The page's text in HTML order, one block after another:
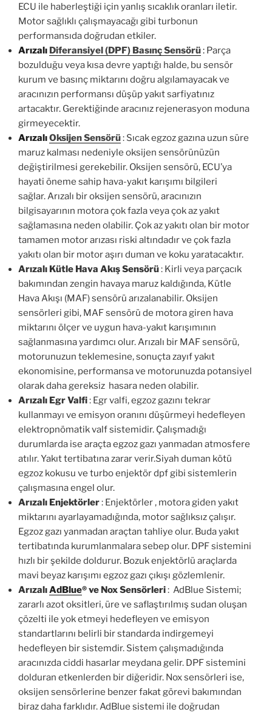
ECU ile haberleştiği için yanlış sıcaklık oranları iletir.
Motor sağlıklı çalışmayacağı gibi turbonun
performansıda doğrudan etkiler.
Arızalı Diferansiyel (DPF) Basınç Sensörü: Parça
bozulduğu veya kısa devre yaptığı halde, bu sensör
kurum ve basınç miktarını doğru algılamayacak ve
aracınızın performansı düşüp yakıt sarfiyatınız
artacaktır. Gerektiğinde aracınız rejenerasyon moduna
girmeyecektir.
ArızalıOksijen Sensörü: Sıcak egzoz gazına uzun süre
maruz kalması nedeniyle oksijen sensörünüzün
değiştirilmesi gerekebilir. Oksijen sensörü, ECU’ya
hayati öneme sahip hava-yakıt karışımı bilgileri
sağlar. Arızalı bir oksijen sensörü, aracınızın
bilgisayarının motora çok fazla veya çok az yakıt
sağlamasına neden olabilir. Çok az yakıtı olan bir motor
tamamen motor arızası riski altındadır ve çok fazla
yakıtı olan bir motor aşırı duman ve koku yaratacaktır.
Arızalı Kütle Hava Akış Sensörü: Kirli veya parçacık
bakımından zengin havaya maruz kaldığında, Kütle
Hava Akışı (MAF) sensörü arızalanabilir. Oksijen
sensörleri gibi, MAF sensörü de motora giren hava
miktarını ölçer ve uygun hava-yakıt karışımının
sağlanmasına yardımcı olur. Arızalı bir MAF sensörü,
motorunuzun teklemesine, sonuçta zayıf yakıt
ekonomisine, performansa ve motorunuzda potansiyel
olarak daha gereksiz hasara neden olabilir.
Arızalı Egr Valfi: Egr valfi, egzoz gazını tekrar
kullanmayı ve emisyon oranını düşürmeyi hedefleyen
elektropnömatik valf sistemidir. Çalışmadığı
durumlarda ise araçta egzoz gazı yanmadan atmosfere
atılır. Yakıt tertibatına zarar verir.Siyah duman kötü
egzoz kokusu ve turbo enjektör dpf gibi sistemlerin
çalışmasına engel olur.
Arızalı Enjektörler: Enjektörler , motora giden yakıt
miktarını ayarlayamadığında, motor sağlıksız çalışır.
Egzoz gazı yanmadan araçtan tahliye olur. Buda yakıt
tertibatında kurumlanmalara sebep olur. DPF sistemini
hızlı bir şekilde doldurur. Bozuk enjektörlü araçlarda
mavi beyaz karışımı egzoz gazı çıkışı gözlemlenir.
ArızalıAdBlue®ve Nox Sensörleri: AdBlue Sistemi;
zararlı azot oksitleri, üre ve saflaştırılmış sudan oluşan
çözelti ile yok etmeyi hedefleyen ve emisyon
standartlarını belirli bir standarda indirgemeyi
hedefleyen bir sistemdir. Sistem çalışmadığında
aracınızda ciddi hasarlar meydana gelir. DPF sistemini
dolduran etkenlerden bir diğeridir. Nox sensörleri ise,
oksijen sensörlerine benzer fakat görevi bakımından
biraz daha farklıdır. AdBlue sistemi ile doğrudan